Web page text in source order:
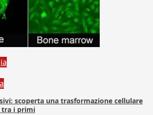
scoperta una trasformazione cellulare
tra i primi